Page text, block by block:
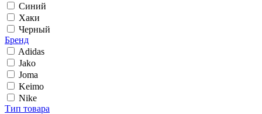
Синий
Хаки
Черный
Бренд
Adidas
Jako
Joma
Keimo
Nike
Тип товара